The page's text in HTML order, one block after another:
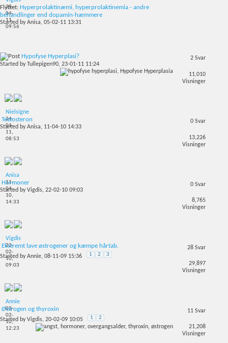
25-
04-
11,
09:56
Flyttet: Hyperprolaktinæmi, hyperprolaktinemia - andre
behandlinger end dopamin-hæmmere
Started byAnisa, 05-02-11 13:31
Hypofyse Hyperplasi?
Started by Tullepigen90, 23-01-11 11:24
2 Svar
11,010
Visninger
Nielsigne
24-
01-
11,
08:53
Testosteron
Started byAnisa, 11-04-10 14:33
0 Svar
13,226
Visninger
Anisa
11-
04-
10,
14:33
Hormoner
Started byVigdis, 22-02-10 09:03
0 Svar
8,765
Visninger
Vigdis
22-
02-
10,
09:03
Ekstremt lave østrogener og kæmpe hårtab.
Started byAnnie, 08-11-09 15:36 1 2 3
28 Svar
29,897
Visninger
Annie
03-
02-
10,
12:23
Østrogen og thyroxin
Started byVigdis, 20-02-09 10:05 1 2
11 Svar
21,208
Visninger